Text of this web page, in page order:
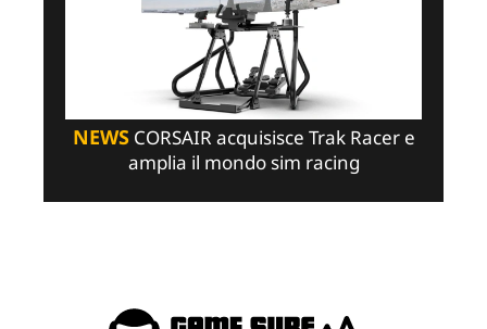
NEWSCORSAIR acquisisce Trak Racer e
amplia il mondo sim racing